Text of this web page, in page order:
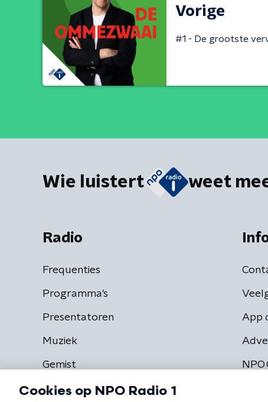
Vorige
#1 - De grootste
Wie luistert weet
Radio
Frequenties
Programma's
Presentatoren
Muziek
Gemist
App
NPO